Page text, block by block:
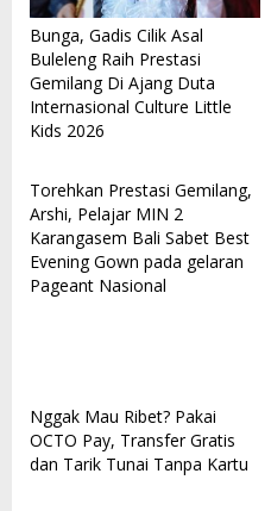
Bunga, Gadis Cilik Asal
Buleleng Raih Prestasi
Gemilang Di Ajang Duta
Internasional Culture Little
Kids 2026
Torehkan Prestasi Gemilang,
Arshi, Pelajar MIN 2
Karangasem Bali Sabet Best
Evening Gown pada gelaran
Pageant Nasional
Nggak Mau Ribet? Pakai
OCTO Pay, Transfer Gratis
dan Tarik Tunai Tanpa Kartu